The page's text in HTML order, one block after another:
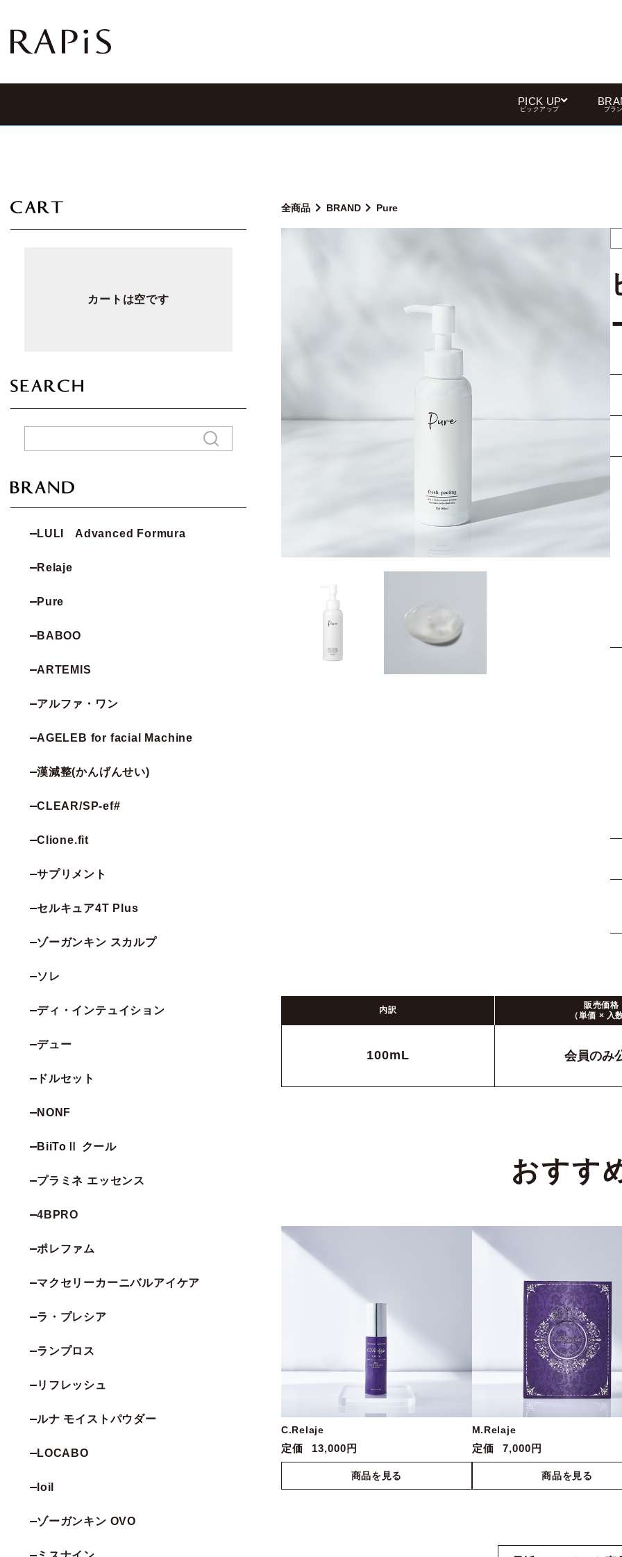
PICK UP
ピックアップ ブラ
全商品 BRAND Pure
内訳
販売価格
（単価 × 入
100mL 会員のみ
おすす
C.Relaje
定価 13,000円
M.Relaje
定価 7,000円
カートは空です
LULI Advanced Formura
Relaje
Pure
BABOO
ARTEMIS
アルファ・ワン
AGELEB for facial Machine
漢減整(かんげんせい)
CLEAR/SP-ef#
Clione.fit
サプリメント
セルキュア4T Plus
ゾーガンキン スカルプ
ソレ
ディ・インテュイション
デュー
ドルセット
NONF
BiiToⅡ クール
プラミネ エッセンス
4BPRO
ポレファム
マクセリーカーニバルアイケア
ラ・プレシア
ランプロス
リフレッシュ
ルナ モイストパウダー
LOCABO
loil
ゾーガンキン OVO